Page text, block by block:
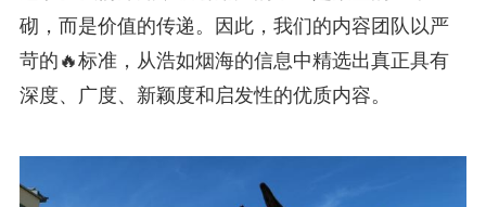
砌，而是价值的传递。因此，我们的内容团队以严
苛的🔥标准，从浩如烟海的信息中精选出真正具有
深度、广度、新颖度和启发性的优质内容。